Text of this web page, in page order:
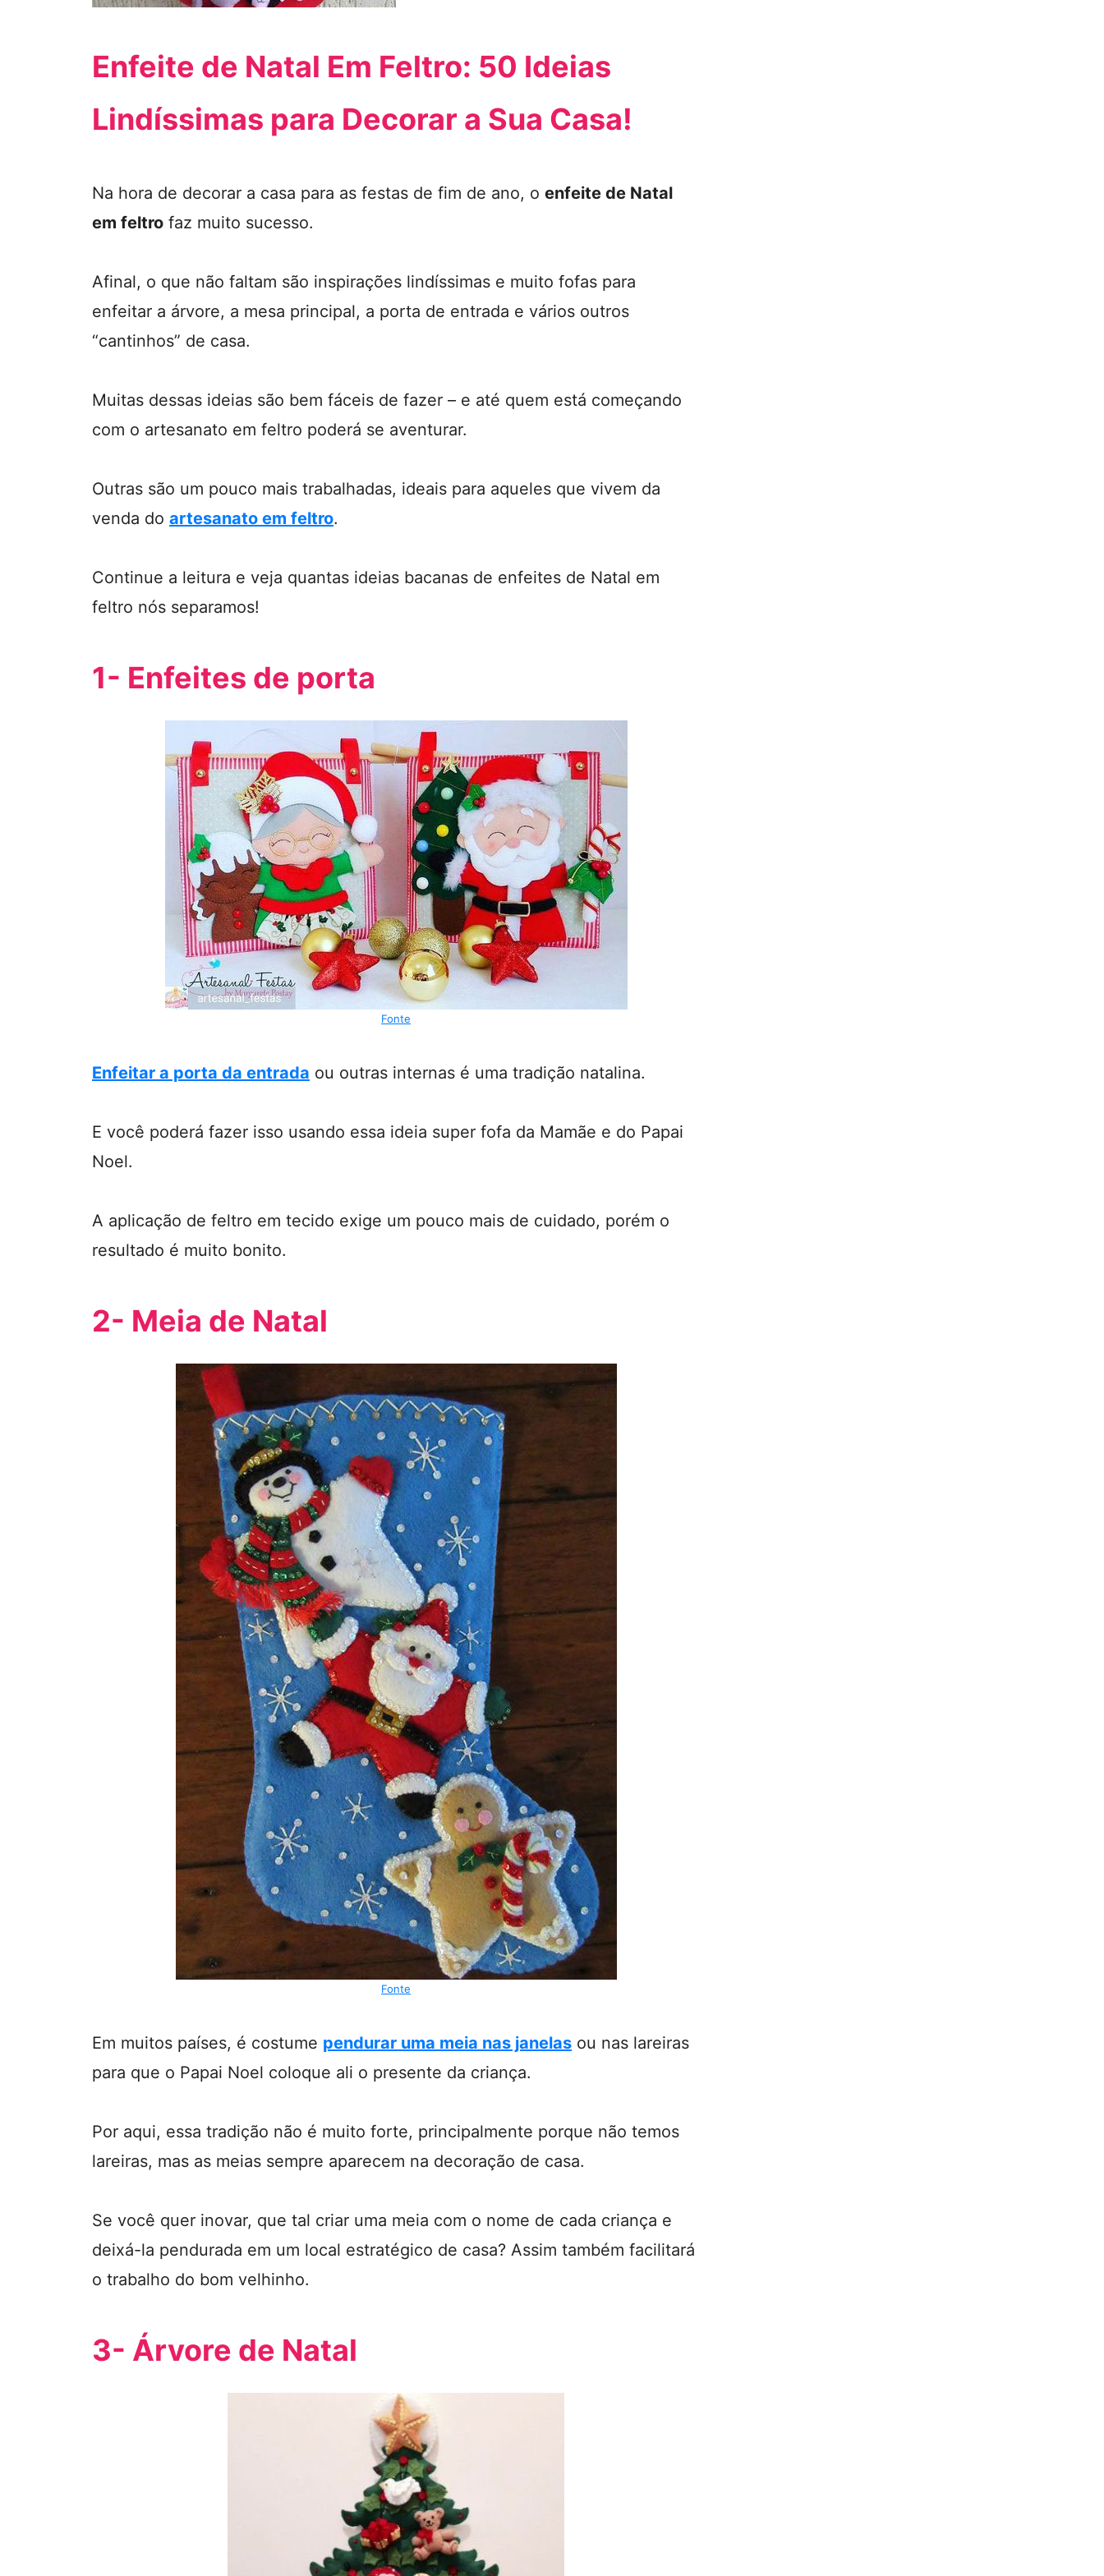
Enfeite de Natal Em Feltro: 50 Ideias
Lindíssimas para Decorar a Sua Casa!
Na hora de decorar a casa para as festas de fim de ano, o enfeite de Natal
em feltro faz muito sucesso.
Afinal, o que não faltam são inspirações lindíssimas e muito fofas para
enfeitar a árvore, a mesa principal, a porta de entrada e vários outros
“cantinhos” de casa.
Muitas dessas ideias são bem fáceis de fazer – e até quem está começando
com o artesanato em feltro poderá se aventurar.
Outras são um pouco mais trabalhadas, ideais para aqueles que vivem da
venda do artesanato em feltro.
Continue a leitura e veja quantas ideias bacanas de enfeites de Natal em
feltro nós separamos!
1- Enfeites de porta
Fonte
Enfeitar a porta da entrada ou outras internas é uma tradição natalina.
E você poderá fazer isso usando essa ideia super fofa da Mamãe e do Papai
Noel.
A aplicação de feltro em tecido exige um pouco mais de cuidado, porém o
resultado é muito bonito.
2- Meia de Natal
Fonte
Em muitos países, é costume pendurar uma meia nas janelas ou nas lareiras
para que o Papai Noel coloque ali o presente da criança.
Por aqui, essa tradição não é muito forte, principalmente porque não temos
lareiras, mas as meias sempre aparecem na decoração de casa.
Se você quer inovar, que tal criar uma meia com o nome de cada criança e
deixá-la pendurada em um local estratégico de casa? Assim também facilitará
o trabalho do bom velhinho.
3- Árvore de Natal